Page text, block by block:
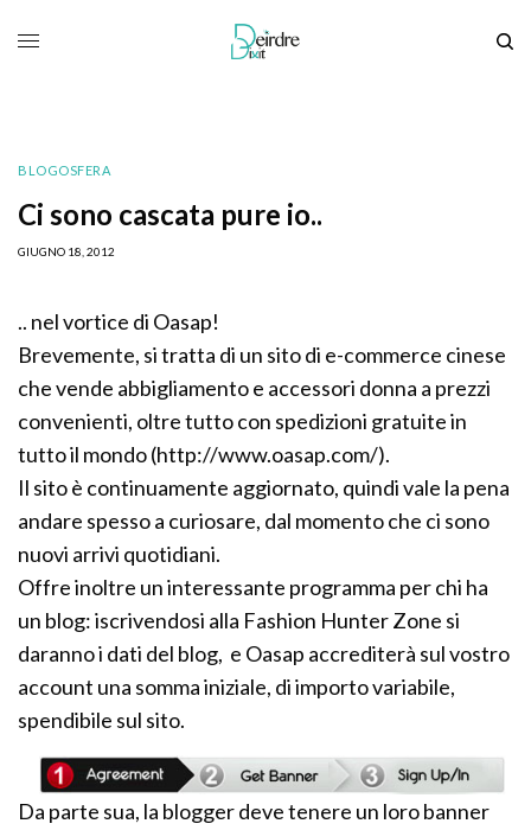
BLOGOSFERA
Ci sono cascata pure io..
GIUGNO 18, 2012
.. nel vortice di Oasap!
Brevemente, si tratta di un sito di e-commerce cinese
che vende abbigliamento e accessori donna a prezzi
convenienti, oltre tutto con spedizioni gratuite in
tutto il mondo (http://www.oasap.com/).
Il sito è continuamente aggiornato, quindi vale la pena
andare spesso a curiosare, dal momento che ci sono
nuovi arrivi quotidiani.
Offre inoltre un interessante programma per chi ha
un blog: iscrivendosi alla Fashion Hunter Zone si
daranno i dati del blog, e Oasap accrediterà sul vostro
account una somma iniziale, di importo variabile,
spendibile sul sito.
Da parte sua, la blogger deve tenere un loro banner